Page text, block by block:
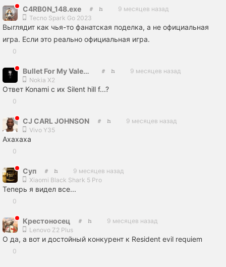
C4RB0N_148.exe
9 месяцев назад
Tecno Spark Go 2023
Выглядит как чья-то фанатская поделка, а не официальная
игра. Если это реально официальная игра.
0
Bullet For My Valentine
9 месяцев назад
Nokia X2
Ответ Konami с их Silent hill f...?
0
CJ CARL JOHNSON
9 месяцев назад
Vivo Y35
Ахахаха
0
Сyп
9 месяцев назад
Xiaomi Black Shark 5 Pro
Теперь я видел все...
0
Крестоносец
9 месяцев назад
Lenovo Z2 Plus
О да, а вот и достойный конкурент к Resident evil requiem
0